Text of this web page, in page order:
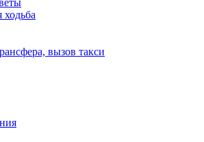
ходьба
вызов такси